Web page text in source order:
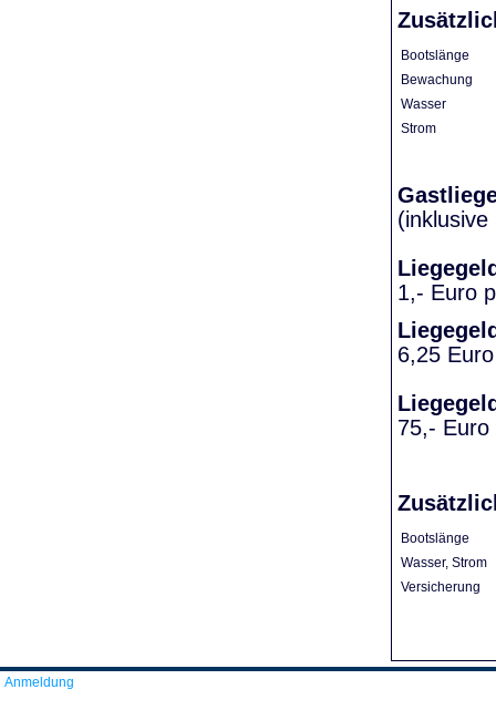
Bootslänge
Bewachung
Wasser
Strom
1,- Euro
6,25
75,- Euro
Bootslänge
Wasser, Strom
Versicherung
Anmeldung